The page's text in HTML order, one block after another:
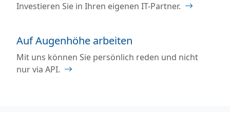
Investieren Sie in Ihren eigenen IT-Partner.
Auf Augenhöhe arbeiten
Mit uns können Sie persönlich reden und nicht
nur via API.